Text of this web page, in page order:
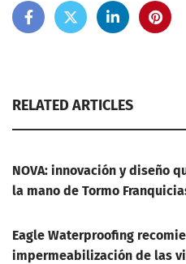
RELATED ARTICLES
NOVA: innovación y diseño
la mano de Tormo
Eagle Waterproofing
impermeabilización de las